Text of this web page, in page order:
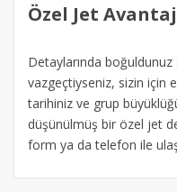
Özel Jet
Detaylarında
vazgeçtiyseniz, sizin için
tarihiniz ve grup
düşünülmüş bir özel jet
form ya da telefon ile